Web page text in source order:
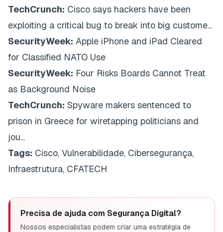
TechCrunch: Cisco says hackers have been
exploiting a critical bug to break into big custome...
SecurityWeek: Apple iPhone and iPad Cleared
for Classified NATO Use
SecurityWeek: Four Risks Boards Cannot Treat
as Background Noise
TechCrunch: Spyware makers sentenced to
prison in Greece for wiretapping politicians and
jou...
Tags: Cisco, Vulnerabilidade, Cibersegurança,
Infraestrutura, CFATECH
Precisa de ajuda com Segurança Digital?
Nossos especialistas podem criar uma estratégia de